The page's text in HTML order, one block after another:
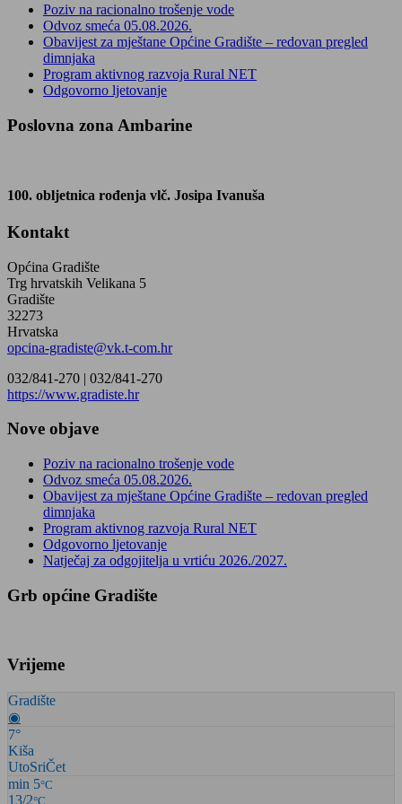
Poziv na racionalno trošenje vode
Odvoz smeća 05.08.2026.
Obavijest za mještane Općine Gradište – redovan pregled
dimnjaka
Program aktivnog razvoja Rural NET
Odgovorno ljetovanje
Poslovna zona Ambarine
100. obljetnica rođenja vlč. Josipa Ivanuša
Kontakt
Općina Gradište
Trg hrvatskih Velikana 5
Gradište
32273
Hrvatska
opcina-gradiste@vk.t-com.hr
032/841-270 | 032/841-270
https://www.gradiste.hr
Nove objave
Poziv na racionalno trošenje vode
Odvoz smeća 05.08.2026.
Obavijest za mještane Općine Gradište – redovan pregled
dimnjaka
Program aktivnog razvoja Rural NET
Odgovorno ljetovanje
Natječaj za odgojitelja u vrtiću 2026./2027.
Grb općine Gradište
Vrijeme
Gradište
◉
7°
Kiša
UtoSriČet
min 5°C
13/2°C